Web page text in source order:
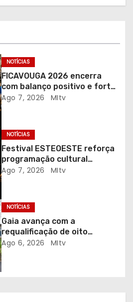
NOTÍCIAS
FICAVOUGA 2026 encerra
com balanço positivo e forte
adesão da comunidade
Ago 7, 2026 MItv
NOTÍCIAS
Festival ESTEOESTE reforça
programação cultural
gratuita em Braga
Ago 7, 2026 MItv
NOTÍCIAS
Gaia avança com a
requalificação de oito
escolas prioritárias
Ago 6, 2026 MItv